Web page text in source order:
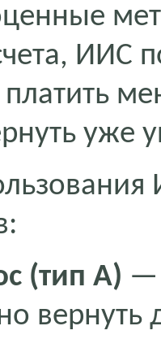
ИИС
платить
уже
(тип А) —
вернуть